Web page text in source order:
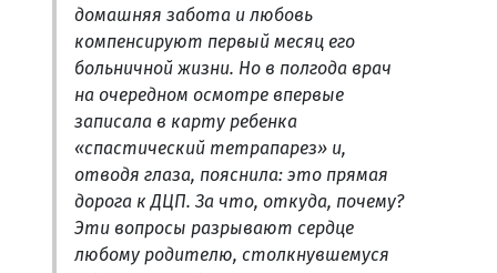
домашняя забота и любовь
компенсируют первый месяц его
больничной жизни. Но в полгода врач
на очередном осмотре впервые
записала в карту ребенка
«спастический тетрапарез» и,
отводя глаза, пояснила: это прямая
дорога к ДЦП. За что, откуда, почему?
Эти вопросы разрывают сердце
любому родителю, столкнувшемуся